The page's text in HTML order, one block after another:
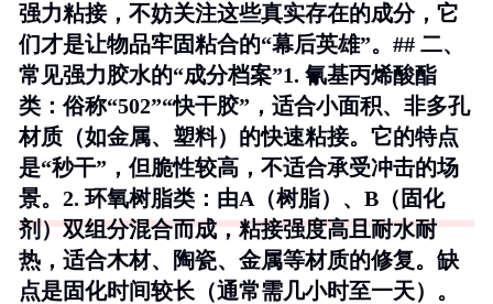
强力粘接，不妨关注这些真实存在的成分，它
们才是让物品牢固粘合的“幕后英雄”。## 二、
常见强力胶水的“成分档案”1. 氰基丙烯酸酯
类 ：俗称“502”“快干胶”，适合小面积、非多孔
材质（如金属、塑料）的快速粘接。它的特点
是“秒干”，但脆性较高，不适合承受冲击的场
景。2.环氧树脂类 ：由A（树脂）、B（固化
剂）双组分混合而成，粘接强度高且耐水耐
热，适合木材、陶瓷、金属等材质的修复。缺
点是固化时间较长（通常需几小时至一天）。